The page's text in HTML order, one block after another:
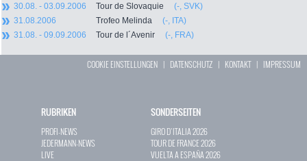
30.08. - 03.09.2006 Tour de Slovaquie (-, SVK)
31.08.2006
Trofeo Melinda (-, ITA)
31.08. - 09.09.2006
Tour de l´Avenir (-, FRA)
COOKIE EINSTELLUNGEN | DATENSCHUTZ | KONTAKT| IMPRESSUM
RUBRIKEN
PROFI-NEWS
JEDERMANN-NEWS
LIVE
SONDERSEITEN
GIRO D`ITALIA 2026
TOUR DE FRANCE 2026
VUELTA A ESPAÑA 2026